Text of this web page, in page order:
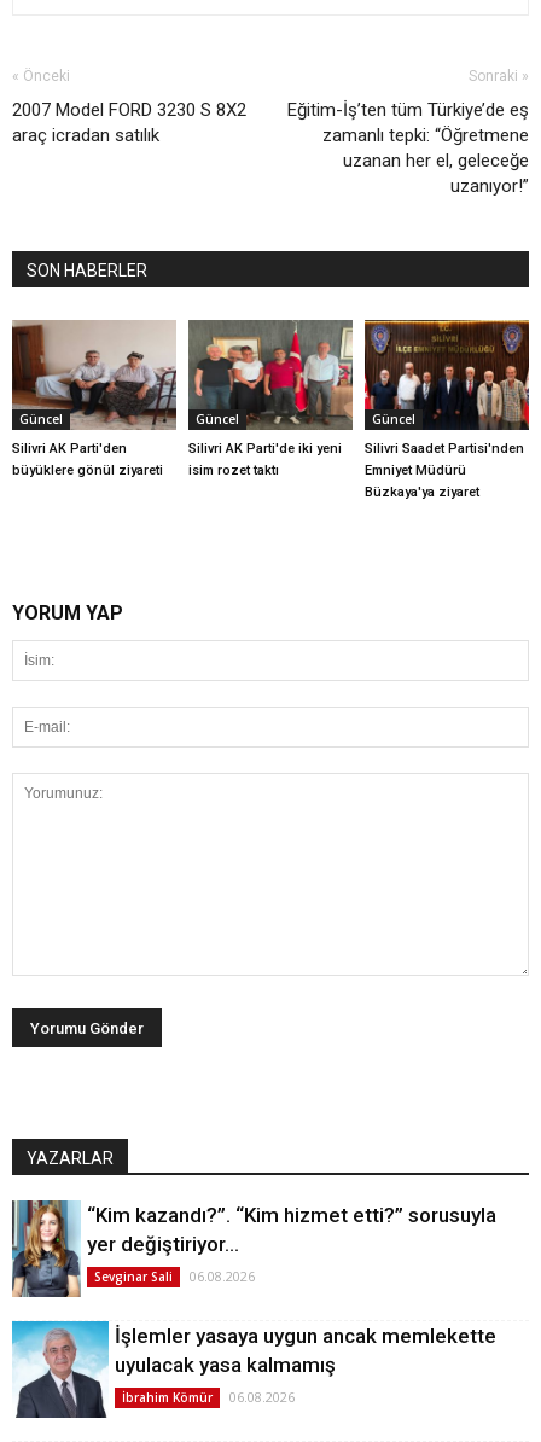
« Önceki
2007 Model FORD 3230 S 8X2
araç icradan satılık
Sonraki »
Eğitim-İş’ten tüm Türkiye’de eş
zamanlı tepki: “Öğretmene
uzanan her el, geleceğe
uzanıyor!”
SON HABERLER
Güncel
Silivri AK Parti'den
büyüklere gönül ziyareti
Güncel
Silivri AK Parti'de iki yeni
isim rozet taktı
Güncel
Silivri Saadet Partisi'nden
Emniyet Müdürü
Büzkaya'ya ziyaret
YORUM YAP
YAZARLAR
“Kim kazandı?”. “Kim hizmet etti?” sorusuyla
yer değiştiriyor…
Sevginar Sali 06.08.2026
İşlemler yasaya uygun ancak memlekette
uyulacak yasa kalmamış
İbrahim Kömür 06.08.2026